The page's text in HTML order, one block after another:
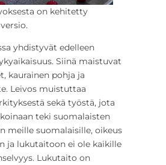
on kehitetty
yhdistyvät edelleen
Siinä maistuvat
kaurainen pohja ja
Leivos muistuttaa
sekä työstä, jota
teki suomalaisten
meille suomalaisille, oikeus
ja lukutaitoon ei ole kaikille
Lukutaito on